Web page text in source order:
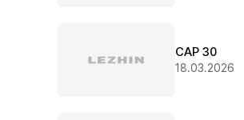
CAP 30
18.03.2026